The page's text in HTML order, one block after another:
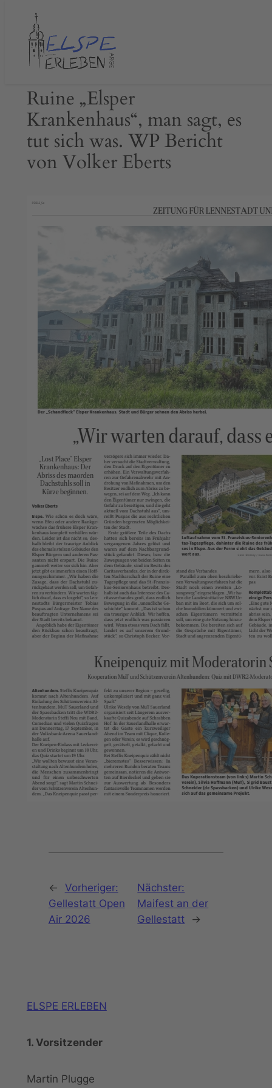
springen
Ruine „Elsper
Krankenhaus“, man sagt, es
tut sich was. WP Bericht
von Volker Eberts
←
Vorheriger:
Gellestatt Open
Air 2026
Nächster:
Maifest an der
Gellestatt
→
ELSPE ERLEBEN
1. Vorsitzender
Martin Plugge